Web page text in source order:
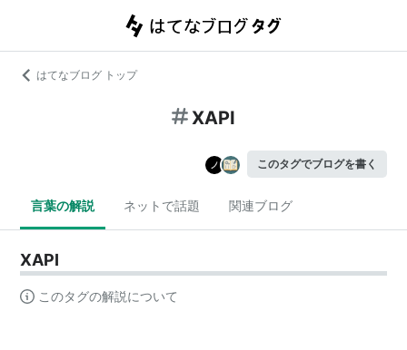
はてなブログ トップ
XAPI
このタグでブログを書く
言葉の解説 ネットで話題 関連ブログ
XAPI
このタグの解説について